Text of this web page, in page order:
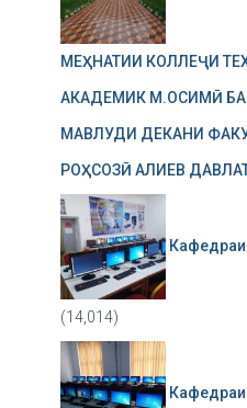
МЕҲНАТИИ КОЛЛЕҶИ
АКАДЕМИК М.ОСИМӢ
МАВЛУДИ ДЕКАНИ
РОҲСОЗӢ АЛИЕВ
Кафедраи
(14,014)
Кафедраи